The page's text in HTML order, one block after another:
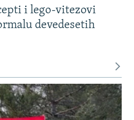
i lego-vitezovi
devedesetih